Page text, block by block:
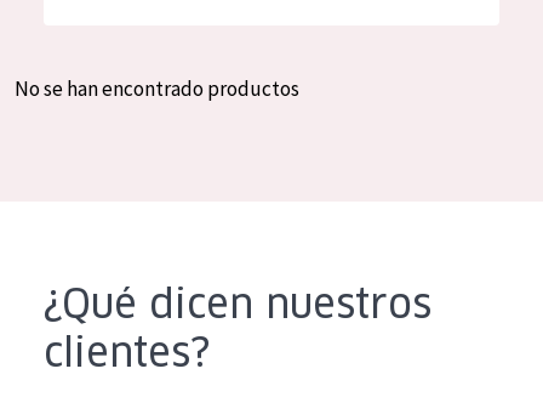
Crema de día
Crema de noche
Spanish
No se han encontrado productos
¿Qué dicen nuestros
clientes?